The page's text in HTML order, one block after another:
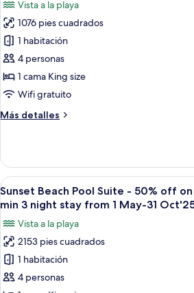
al
océano
las
fotos
de
Habitación
Premium
Vista a la playa
1076 pies cuadrados
1 habitación
4 personas
1 cama King size
Wifi gratuito
Más detalles
Más
Premium
Abrir
todas
fotos
de
Sunset
Beach
Un
6
Sunset Beach Pool Suite - 50% off
min 3 night stay from 1 May-31
Vista a la playa
2153 pies cuadrados
1 habitación
4 personas